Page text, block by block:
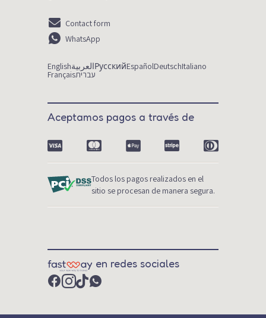
Contact form
WhatsApp
EnglishالعربيةРусскийEspañolDeutschItaliano
Françaisעברית
Aceptamos pagos a través de
Todos los pagos realizados en el
sitio se procesan de manera segura.
en redes sociales